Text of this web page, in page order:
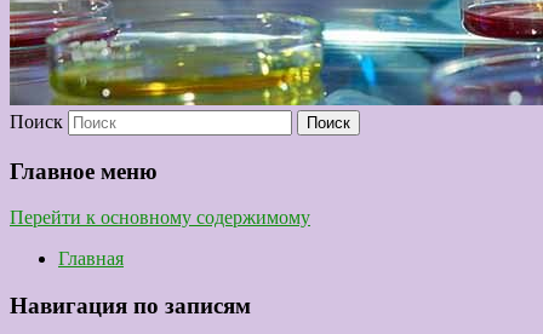
Поиск
Главное меню
Перейти к основному содержимому
Главная
Навигация по записям